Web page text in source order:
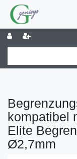
kompatibel
Elite
Ø2,7mm